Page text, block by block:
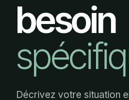
besoin
Décrivez votre situation